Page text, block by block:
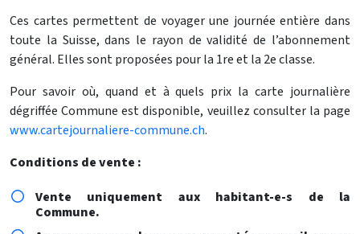
Ces cartes permettent de voyager une journée entière dans
toute la Suisse, dans le rayon de validité de l’abonnement
général. Elles sont proposées pour la 1re et la 2e classe.
Pour savoir où, quand et à quels prix la carte journalière
dégriffée Commune est disponible, veuillez consulter la page
www.cartejournaliere-commune.ch.
Conditions de vente :
Vente uniquement aux habitant-e-s de la
Commune.